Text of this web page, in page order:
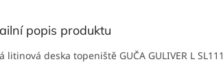
popis produktu
litinová deska topeniště GUČA GULIVER L SL111